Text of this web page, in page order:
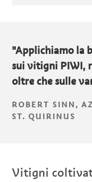
"Applichiamo la
sui vitigni PIWI,
oltre che sulle
ROBERT SINN,
ST. QUIRINUS
Vitigni